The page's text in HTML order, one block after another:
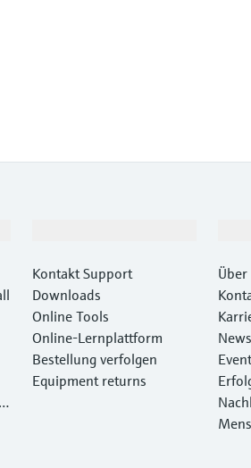
Kontakt Support
Downloads
Online Tools
Online-Lernplattform
Bestellung verfolgen
Equipment returns